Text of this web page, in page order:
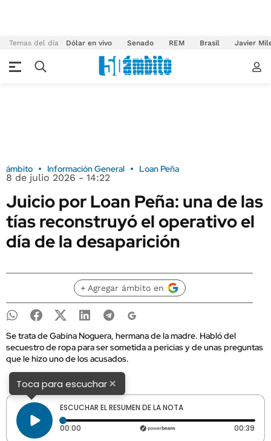
Temas del día Dólar en vivo Senado REM Brasil Javier
ámbito Información General Loan Peña
8 de julio 2026 - 14:22
Juicio por Loan Peña: una de las
tías reconstruyó el operativo el
día de la desaparición
+ Agregar ámbito en
Se trata de Gabina Noguera, hermana de la madre. Habló del
secuestro de ropa para ser sometida a pericias y de unas preguntas
que le hizo uno de los acusados.
Toca para escuchar×
ESCUCHAR EL RESUMEN DE LA NOTA
00:00 Tiempo transcurrido: 0 segundos 00:39